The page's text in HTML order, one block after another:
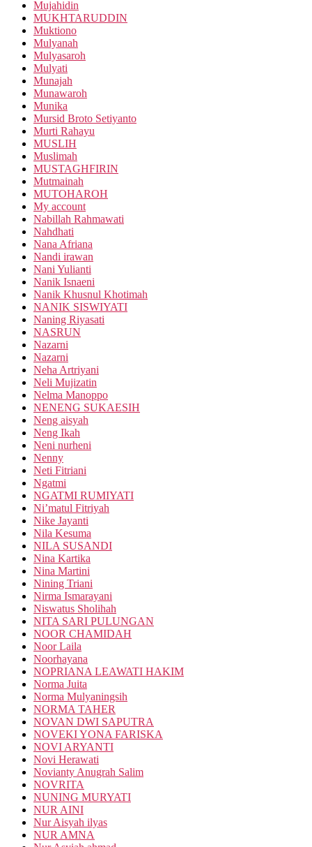
Mujahidin
MUKHTARUDDIN
Muktiono
Mulyanah
Mulyasaroh
Mulyati
Munajah
Munawaroh
Munika
Mursid Broto Setiyanto
Murti Rahayu
MUSLIH
Muslimah
MUSTAGHFIRIN
Mutmainah
MUTOHAROH
My account
Nabillah Rahmawati
Nahdhati
Nana Afriana
Nandi irawan
Nani Yulianti
Nanik Isnaeni
Nanik Khusnul Khotimah
NANIK SISWIYATI
Naning Riyasati
NASRUN
Nazarni
Nazarni
Neha Artriyani
Neli Mujizatin
Nelma Manoppo
NENENG SUKAESIH
Neng aisyah
Neng Ikah
Neni nurheni
Nenny
Neti Fitriani
Ngatmi
NGATMI RUMIYATI
Ni’matul Fitriyah
Nike Jayanti
Nila Kesuma
NILA SUSANDI
Nina Kartika
Nina Martini
Nining Triani
Nirma Ismarayani
Niswatus Sholihah
NITA SARI PULUNGAN
NOOR CHAMIDAH
Noor Laila
Noorhayana
NOPRIANA LEAWATI HAKIM
Norma Juita
Norma Mulyaningsih
NORMA TAHER
NOVAN DWI SAPUTRA
NOVEKI YONA FARISKA
NOVI ARYANTI
Novi Herawati
Novianty Anugrah Salim
NOVRITA
NUNING MURYATI
NUR AINI
Nur Aisyah ilyas
NUR AMNA